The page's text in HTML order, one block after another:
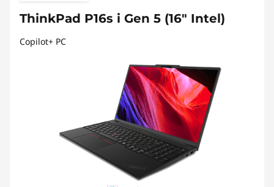
ThinkPad P16s i Gen 5 (16" Intel)
Copilot+ PC